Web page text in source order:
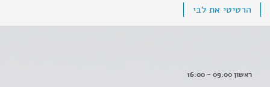
הרטיטי את לבי
ראשון 09:00 - 16:00